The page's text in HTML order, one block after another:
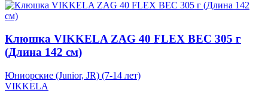
Клюшка VIKKELA ZAG 40 FLEX ВЕС 305 г
(Длина 142 см)
Юниорские (Junior, JR) (7-14 лет)
VIKKELA